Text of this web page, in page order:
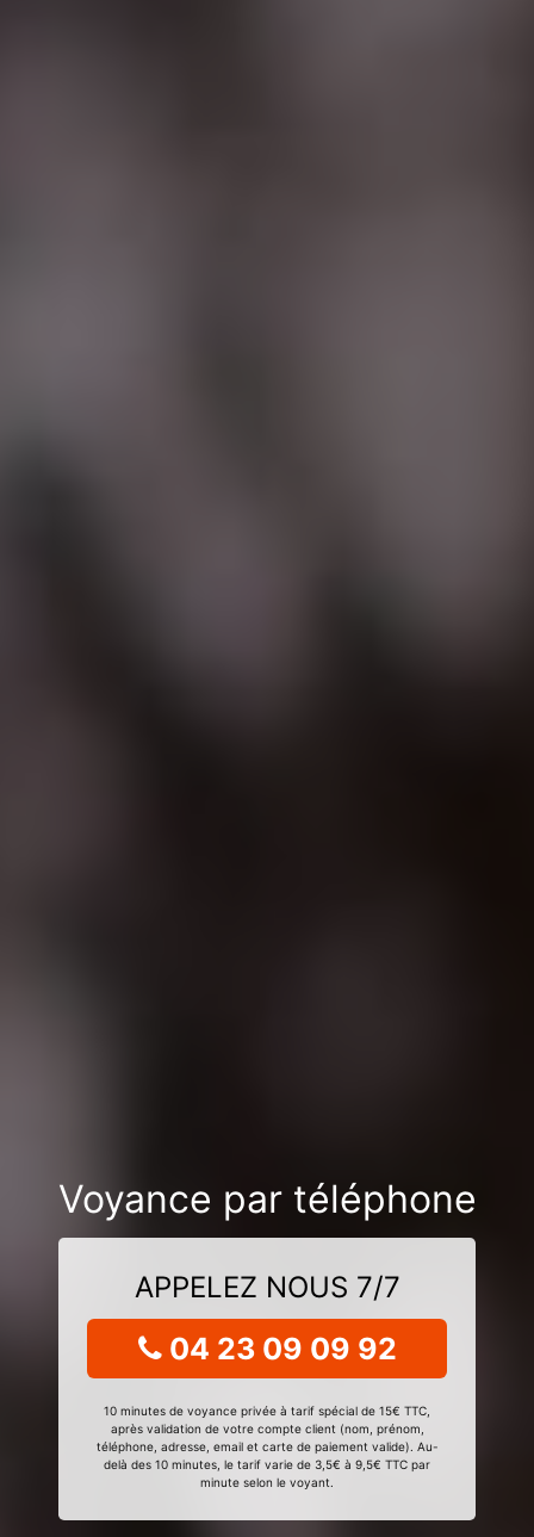
Voyance par téléphone
APPELEZ NOUS 7/7
04 23 09 09 92
10 minutes de voyance privée à tarif spécial de 15€ TTC,
après validation de votre compte client (nom, prénom,
téléphone, adresse, email et carte de paiement valide). Au-
delà des 10 minutes, le tarif varie de 3,5€ à 9,5€ TTC par
minute selon le voyant.